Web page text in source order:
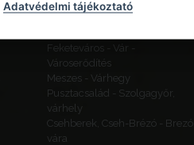
Feketeváros - Vár -
Városerődítés
Meszes - Várhegy
Pusztacsalád - Szolgagyőr,
várhely
Csehberek, Cseh-Brézó - Brezó
vára
Adatvédelmi tájékoztató